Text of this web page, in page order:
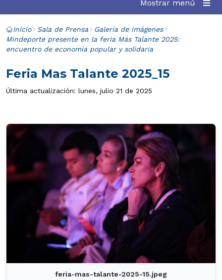
Mostrar menú
Inicio Sala de Prensa
Galería de imágenes
Mindeporte presente en la feria Más Talante 2025:
encuentro de economía popular y solidaria
Feria Mas Talante 2025_15
Última actualización: lunes, julio 21 de 2025
feria-mas-talante-2025-15.jpeg